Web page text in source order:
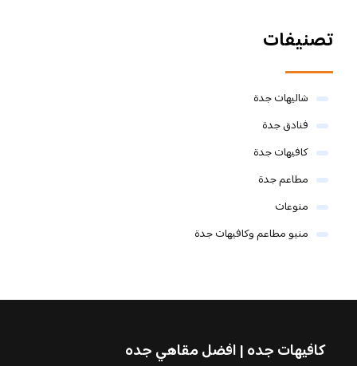
تصنيفات
شاليهات جدة
فنادق جدة
كافيهات جدة
مطاعم جدة
منوعات
منيو مطاعم وكافيهات جدة
كافيهات جده | افضل مقاهي جده